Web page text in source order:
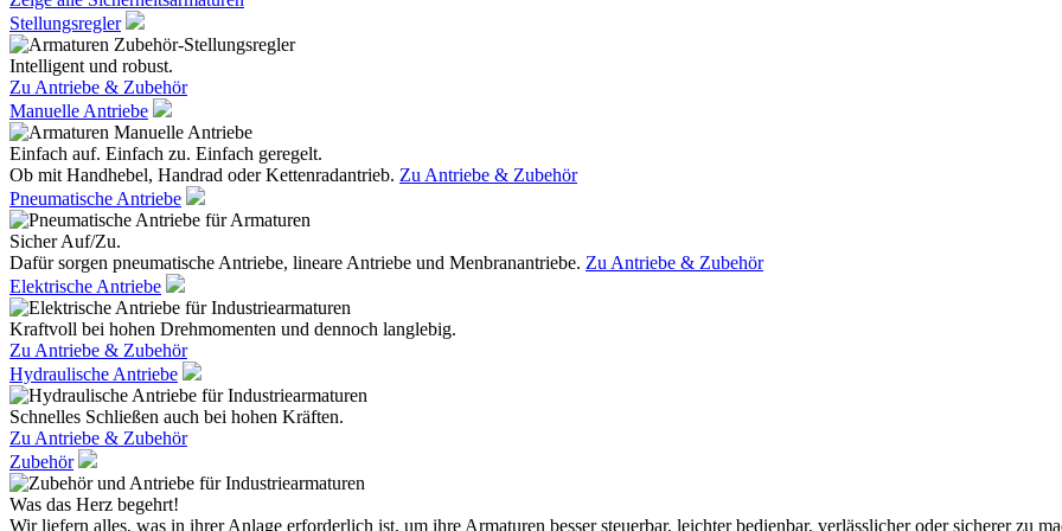
Stellungsregler
Intelligent und robust.
Zu Antriebe & Zubehör
Manuelle Antriebe
Einfach auf. Einfach zu. Einfach geregelt.
Ob mit Handhebel, Handrad oder Kettenradantrieb. Zu Antriebe & Zubehör
Pneumatische Antriebe
Sicher Auf/Zu.
Dafür sorgen pneumatische Antriebe, lineare Antriebe und Menbranantriebe. Zu Antriebe & Zubehör
Elektrische Antriebe
Kraftvoll bei hohen Drehmomenten und dennoch langlebig.
Zu Antriebe & Zubehör
Hydraulische Antriebe
Schnelles Schließen auch bei hohen Kräften.
Zu Antriebe & Zubehör
Zubehör
Was das Herz begehrt!
Wir liefern alles, was in ihrer Anlage erforderlich ist, um ihre Armaturen besser steuerbar, leichter bedienbar, verlässlicher oder sicherer zu